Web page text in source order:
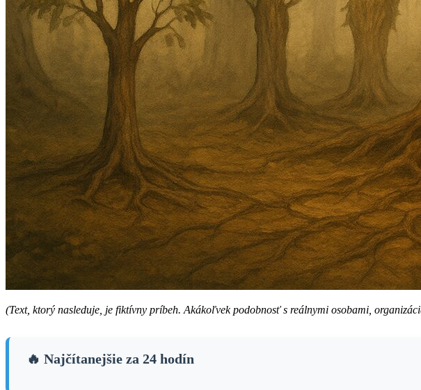
(Text, ktorý nasleduje, je fiktívny príbeh. Akákoľvek podobnosť s reálnymi osobami,
🔥 Najčítanejšie za 24 hodín